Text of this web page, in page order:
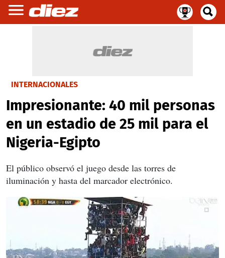
INTERNACIONALES
Impresionante: 40 mil personas
en un estadio de 25 mil para el
Nigeria-Egipto
El público observó el juego desde las torres de
iluminación y hasta del marcador electrónico.